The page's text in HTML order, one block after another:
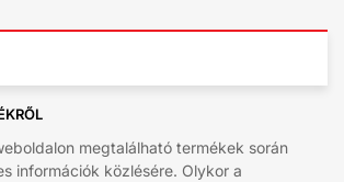
megtalálható termékek során
információk közlésére. Olykor a